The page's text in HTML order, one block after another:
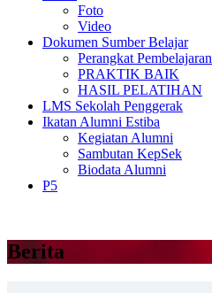
Foto
Video
Dokumen Sumber Belajar
Perangkat Pembelajaran
PRAKTIK BAIK
HASIL PELATIHAN
LMS Sekolah Penggerak
Ikatan Alumni Estiba
Kegiatan Alumni
Sambutan KepSek
Biodata Alumni
P5
Berita